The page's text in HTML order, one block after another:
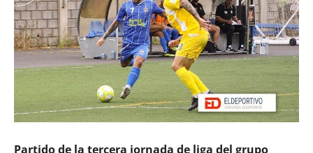
Partido de la tercera jornada de liga del grupo